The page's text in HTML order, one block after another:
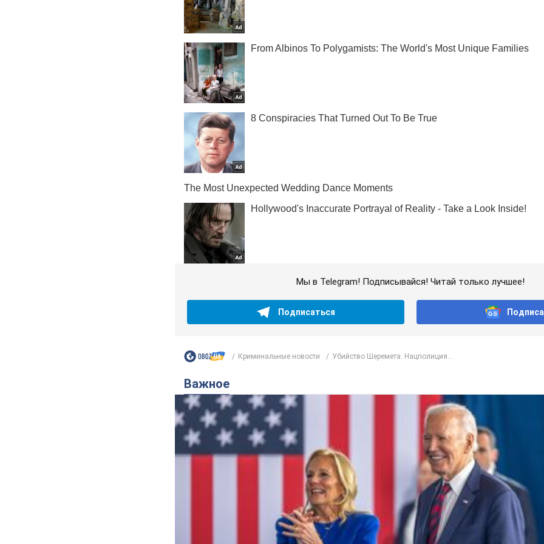
Мы в Telegram! Подписывайся! Читай только лучшее!
Подписаться
Криминальные новости Убийство Шеремета: Нацполиция...
Важное